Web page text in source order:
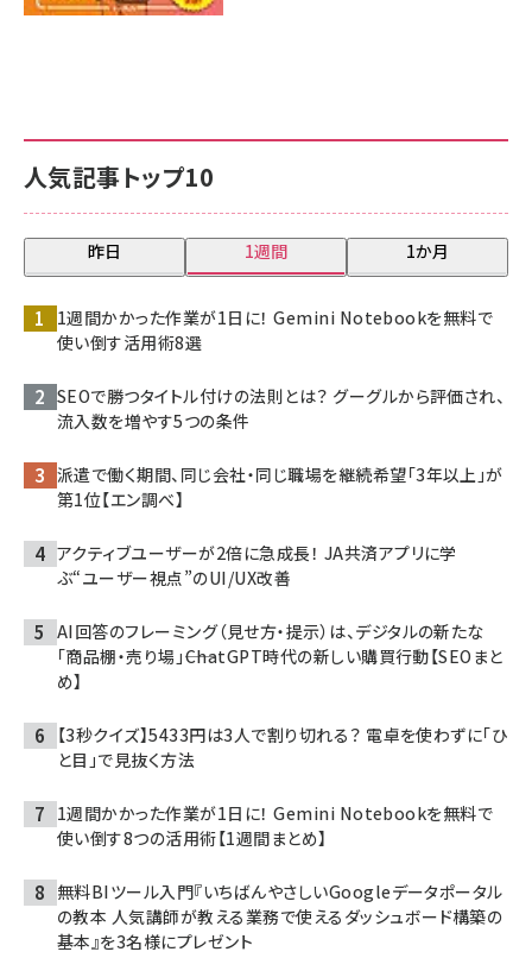
人気記事トップ10
昨日 1週間 1か月
1週間かかった作業が1日に！ Gemini Notebookを無料で
使い倒す活用術8選
SEOで勝つタイトル付けの法則とは？ グーグルから評価され、
流入数を増やす5つの条件
派遣で働く期間、同じ会社・同じ職場を継続希望「3年以上」が
第1位【エン調べ】
アクティブユーザーが2倍に急成長！ JA共済アプリに学
ぶ“ユーザー視点”のUI/UX改善
AI回答のフレーミング（見せ方・提示）は、デジタルの新たな
「商品棚・売り場」――ChatGPT時代の新しい購買行動【SEOまと
め】
【3秒クイズ】5433円は3人で割り切れる？ 電卓を使わずに「ひ
と目」で見抜く方法
1週間かかった作業が1日に！ Gemini Notebookを無料で
使い倒す8つの活用術【1週間まとめ】
無料BIツール入門『いちばんやさしいGoogleデータポータル
の教本 人気講師が教える業務で使えるダッシュボード構築の
基本』を3名様にプレゼント